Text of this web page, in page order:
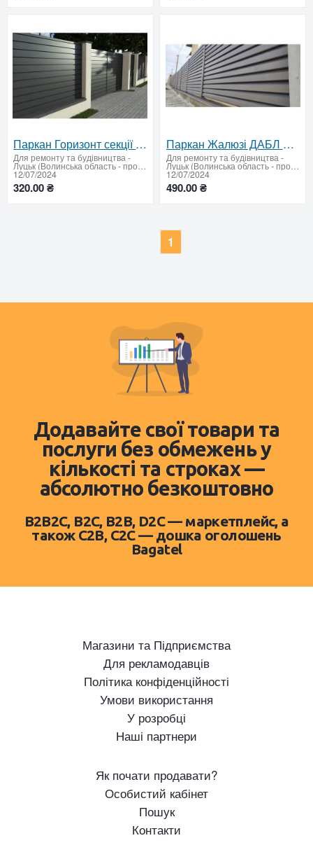
Паркан Горизонт секції Луцьк Волинська область Купити Ранчо Горизонт
Для ремонту та будівництва-
Луцьк (Волинська область - продати купити)
12/07/2024
320.00 ₴
Паркан Жалюзі ДАБЛ Луцьк Волинська область Купити ламелі двосторонні
Для ремонту та будівництва-
Луцьк (Волинська область - продати купити)
12/07/2024
490.00 ₴
1
Додавайте свої товари та
послуги без обмежень у
кількості та строках —
абсолютно безкоштовно
B2B2C, B2C, B2B, D2C — маркетплейс, а
також C2B, C2C — дошка оголошень
Bagatel
Магазини та Підприємства
Для рекламодавців
Політика конфіденційності
Умови використання
У розробці
Наші партнери
Як почати продавати?
Особистий кабінет
Пошук
Контакти